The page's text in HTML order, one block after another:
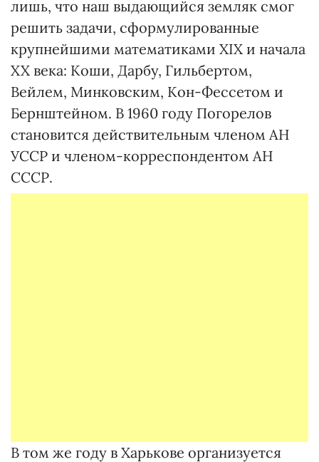
лишь, что наш выдающийся земляк смог
решить задачи, сформулированные
крупнейшими математиками ХIХ и начала
XX века: Коши, Дарбу, Гильбертом,
Вейлем, Минковским, Кон-Фессетом и
Бернштейном. В 1960 году Погорелов
становится действительным членом АН
УССР и членом-корреспондентом АН
СССР.
В том же году в Харькове организуется